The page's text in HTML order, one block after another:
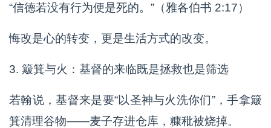
“信德若没有行为便是死的。”（雅各伯书 2:17）
悔改是心的转变，更是生活方式的改变。
3. 簸箕与火：基督的来临既是拯救也是筛选
若翰说，基督来是要“以圣神与火洗你们”，手拿簸
箕清理谷物——麦子存进仓库，糠秕被烧掉。